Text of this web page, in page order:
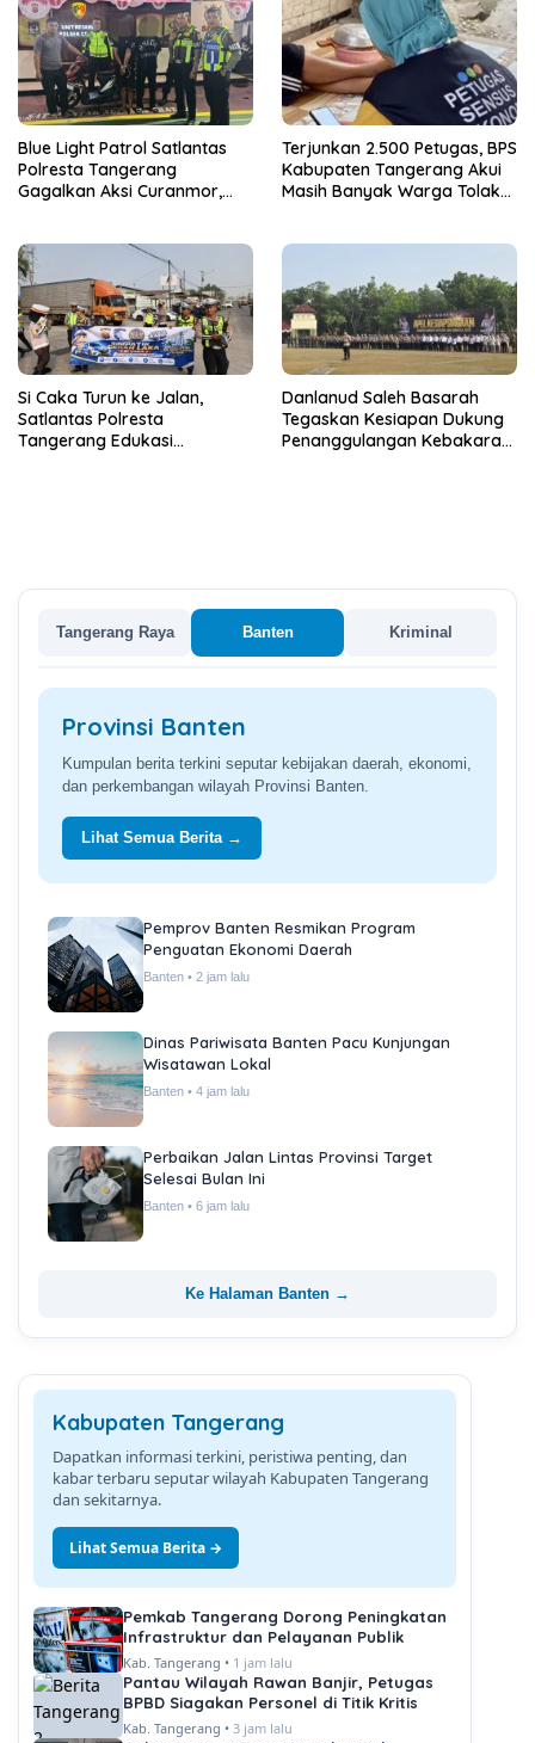
Blue Light Patrol Satlantas
Polresta Tangerang
Gagalkan Aksi Curanmor,
Terjunkan 2.500 Petugas, BPS
Kabupaten Tangerang Akui
Masih Banyak Warga Tolak
Si Caka Turun ke Jalan,
Satlantas Polresta
Tangerang Edukasi
Danlanud Saleh Basarah
Tegaskan Kesiapan Dukung
Penanggulangan Kebakaran
Tangerang Raya Banten Kriminal
Provinsi Banten
Kumpulan berita terkini seputar kebijakan daerah, ekonomi,
dan perkembangan wilayah Provinsi Banten.
Lihat Semua Berita →
Pemprov Banten Resmikan Program
Penguatan Ekonomi Daerah
Banten • 2 jam lalu
Dinas Pariwisata Banten Pacu Kunjungan
Wisatawan Lokal
Banten • 4 jam lalu
Perbaikan Jalan Lintas Provinsi Target
Selesai Bulan Ini
Banten • 6 jam lalu
Ke Halaman Banten →
Kabupaten Tangerang
Dapatkan informasi terkini, peristiwa penting, dan
kabar terbaru seputar wilayah Kabupaten Tangerang
dan sekitarnya.
Lihat Semua Berita →
Pemkab Tangerang Dorong Peningkatan
Infrastruktur dan Pelayanan Publik
Kab. Tangerang • 1 jam lalu
Pantau Wilayah Rawan Banjir, Petugas
BPBD Siagakan Personel di Titik Kritis
Kab. Tangerang • 3 jam lalu